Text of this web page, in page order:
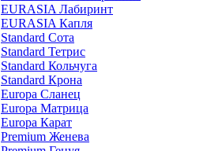
EURASIA Лабиринт
EURASIA Капля
Standard Сота
Standard Тетрис
Standard Кольчуга
Standard Крона
Europa Сланец
Europa Матрица
Europa Карат
Premium Женева